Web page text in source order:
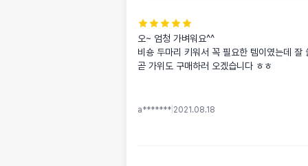
오~ 엄청 가벼워요^^
비숑 두마리 키워서 꼭 필요한 템이였는데 잘
곧 가위도 구매하러 오겠습니다 ㅎㅎ
a******* 2021.08.18